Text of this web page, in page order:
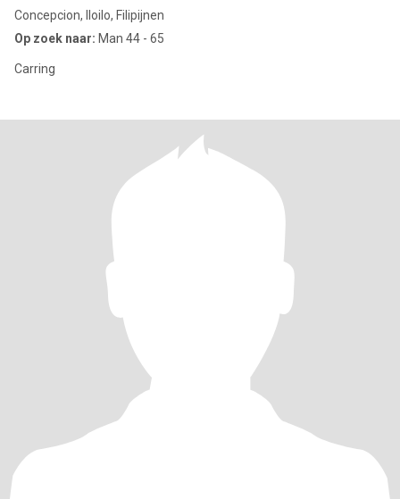
Concepcion, Iloilo, Filipijnen
Op zoek naar: Man 44 - 65
Carring